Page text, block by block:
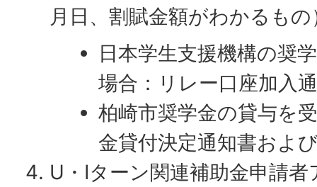
月日、割賦金額がわかるもの
日本学生支援機構の奨
場合：リレー口座加入
柏崎市奨学金の貸与を
金貸付決定通知書およ
U・Iターン関連補助金申請